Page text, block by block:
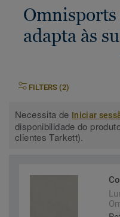
Omnisports
adapta às
FILTERS (2)
Necessita de Iniciar
disponibilidade do
clientes Tarkett).